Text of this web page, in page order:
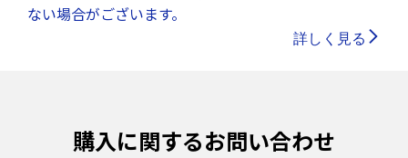
ない場合がございます。
詳しく見る
購入に関するお問い合わせ